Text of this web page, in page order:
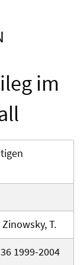
im
T.
1999-2004